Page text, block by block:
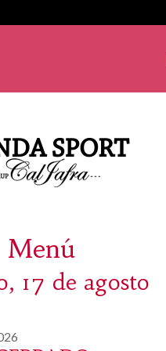
Menú
17 de agosto